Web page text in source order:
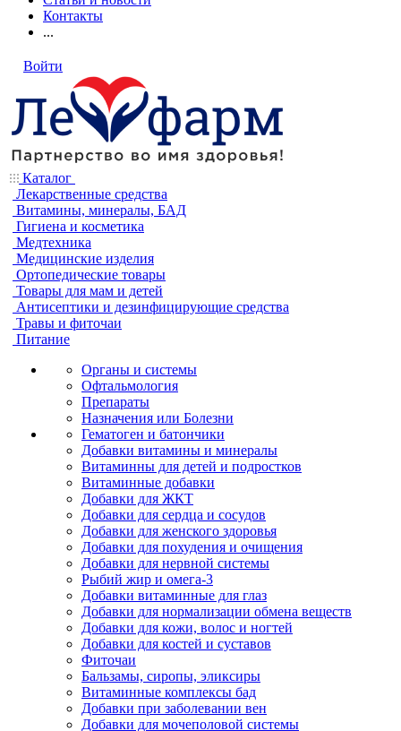
Контакты
...
Войти
Каталог
Лекарственные средства
Витамины, минералы, БАД
Гигиена и косметика
Медтехника
Медицинские изделия
Ортопедические товары
Товары для мам и детей
Антисептики и дезинфицирующие средства
Травы и фиточаи
Питание
Органы и системы
Офтальмология
Препараты
Назначения или Болезни
Гематоген и батончики
Добавки витамины и минералы
Витаминны для детей и подростков
Витаминные добавки
Добавки для ЖКТ
Добавки для сердца и сосудов
Добавки для женского здоровья
Добавки для похудения и очищения
Добавки для нервной системы
Рыбий жир и омега-3
Добавки витаминные для глаз
Добавки для нормализации обмена веществ
Добавки для кожи, волос и ногтей
Добавки для костей и суставов
Фиточаи
Бальзамы, сиропы, эликсиры
Витаминные комплексы бад
Добавки при заболевании вен
Добавки для мочеполовой системы